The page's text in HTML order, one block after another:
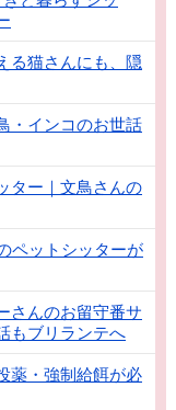
る猫さんにも、隠
・インコのお世話
ター｜文鳥さんの
ペットシッターが
さんのお留守番サ
もブリランテへ
薬・強制給餌が必